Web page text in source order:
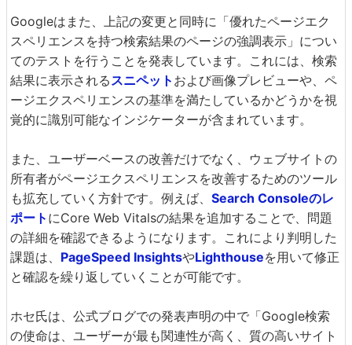
Googleはまた、上記の変更と同時に「優れたページエク
スペリエンスを持つ検索結果のページの強調表示」につい
てのテストを行うことを発表しています。これには、検索
結果に表示されるスニペット および画像プレビューや、ペ
ージエクスペリエンスの基準を満たしているかどうかを視
覚的に識別可能なインジケーターが含まれています。
また、ユーザーベースの改善だけでなく、ウェブサイトの
所有者がページエクスペリエンスを改善するためのツール
も拡充していく方針です。例えば、 Search Consoleのレ
ポート にCore Web Vitalsの結果を追加することで、問題
の詳細を確認できるようになります。これにより判明した
課題は、 PageSpeed InsightsやLighthouseを用いて修正
と確認を繰り返していくことが可能です。
ホセ氏は、公式ブログでの発表声明の中で「Google検索
の使命は、ユーザーが最も関連性が高く、質の高いサイト